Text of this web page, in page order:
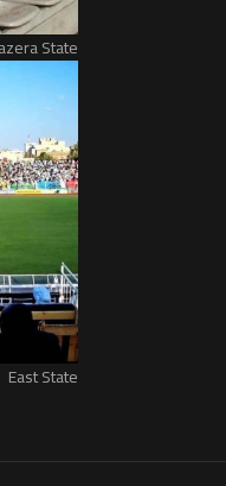
State
East State